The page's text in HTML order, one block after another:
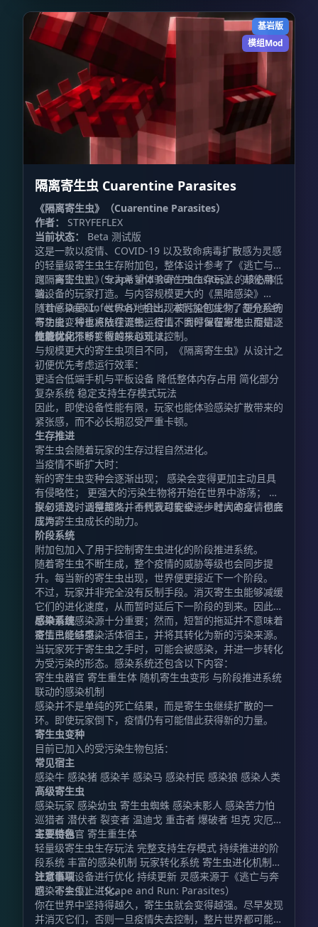
基岩版
模组Mod
隔离寄生虫 Cuarentine Parasites
《隔离寄生虫》（Cuarentine Parasites）
作者：
STRYFEFLEX
当前状态：
Beta 测试版
这是一款以疫情、COVID-19 以及致命病毒扩散感为灵感
的轻量级寄生虫生存附加包，整体设计参考了《逃亡与奔
跑：寄生虫》（Scape and Run: Parasites）的核心体
验。
《隔离寄生虫》专为希望体验寄生虫生存玩法、却使用低
端设备的玩家打造。与内容规模更大的《黑暗感染》
（The Dark Infection）相比，本附加包减少了部分系统
与功能，将重点放在流畅运行上，同时保留寄生虫疫情逐
步进化、不断扩散的核心玩法。
随着感染蔓延，世界各地会出现被污染的生物，更危险的
寄生虫变种也将陆续诞生。疫情不会停留在原地，而是会
随着时间推移变得越来越难以控制。
性能优化
与规模更大的寄生虫项目不同，《隔离寄生虫》从设计之
初便优先考虑运行效率：
更适合低端手机与平板设备 降低整体内存占用 简化部分
复杂系统 稳定支持生存模式玩法
因此，即使设备性能有限，玩家也能体验感染扩散带来的
紧张感，而不必长期忍受严重卡顿。
生存推进
寄生虫会随着玩家的生存过程自然进化。
当疫情不断扩大时：
新的寄生虫变种会逐渐出现； 感染会变得更加主动且具
有侵略性； 更强大的污染生物将开始在世界中游荡； 玩
家必须及时调整策略，否则就可能被逐步壮大的疫情彻底
压垮。
换句话说，活得越久并不代表越安全——时间本身，也会
成为寄生虫成长的助力。
阶段系统
附加包加入了用于控制寄生虫进化的阶段推进系统。
随着寄生虫不断生成，整个疫情的威胁等级也会同步提
升。每当新的寄生虫出现，世界便更接近下一个阶段。
不过，玩家并非完全没有反制手段。消灭寄生虫能够减缓
它们的进化速度，从而暂时延后下一阶段的到来。因此，
尽早清理感染源十分重要；然而，短暂的拖延并不意味着
疫情已经结束。
感染系统
寄生虫能够感染活体宿主，并将其转化为新的污染来源。
当玩家死于寄生虫之手时，可能会被感染，并进一步转化
为受污染的形态。感染系统还包含以下内容：
寄生虫器官 寄生重生体 随机寄生虫变形 与阶段推进系统
联动的感染机制
感染并不是单纯的死亡结果，而是寄生虫继续扩散的一
环。即使玩家倒下，疫情仍有可能借此获得新的力量。
寄生虫变种
目前已加入的受污染生物包括：
常见宿主
感染牛 感染猪 感染羊 感染马 感染村民 感染狼 感染人类
高级寄生虫
感染玩家 感染幼虫 寄生虫蜘蛛 感染末影人 感染苦力怕
巡猎者 潜伏者 裂变者 温迪戈 重击者 爆破者 坦克 灾厄者
寄生虫器官 寄生重生体
主要特色
轻量级寄生虫生存玩法 完整支持生存模式 持续推进的阶
段系统 丰富的感染机制 玩家转化系统 寄生虫进化机制
针对低端设备进行优化 持续更新 灵感来源于《逃亡与奔
跑：寄生虫》（Scape and Run: Parasites）
注意事项
感染不会停止进化。
你在世界中坚持得越久，寄生虫就会变得越强。尽早发现
并消灭它们，否则一旦疫情失去控制，整片世界都可能被